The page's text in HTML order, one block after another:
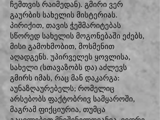
ჩემთვის რაიმედან). გმირი ვერ
გაურბის სახელის მისტერიას.
პირიქით, თავის ჭეშმარიტებას
სწორედ სახელის მოგონებაში ეძებს,
მისი გამოხმობით, მოსმენით
აღადგენს. უპირველეს ყოვლისა,
სახელი (სთავაზობს და) აძლევს
გმირს იმას, რაც მან დაკარგა:
აუნაზღაურებელს; რომელიც
არსებობს ფაქტობრივ სამყაროში,
მაგრამ ფიქციურია, თუმცა